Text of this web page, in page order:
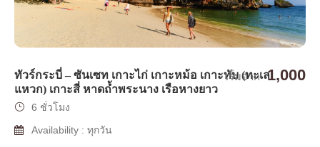
ทัวร์กระบี่ – ซันเซท เกาะไก่ เกาะหม้อ เกาะทับ (ทะเล
แหวก) เกาะสี่ หาดถ้ำพระนาง เรือหางยาว
เริ่มจาก 1,000
6 ชั่วโมง
Availability : ทุกวัน